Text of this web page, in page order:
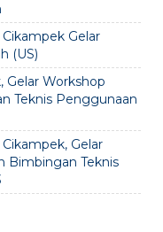
Gelar
(US)
Gelar Workshop
Teknis Penggunaan
Gelar
Bimbingan Teknis